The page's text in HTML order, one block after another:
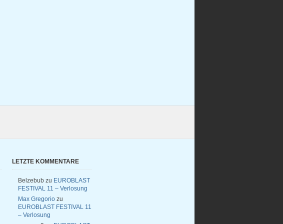
LETZTE KOMMENTARE
Belzebub zu EUROBLAST
FESTIVAL 11 – Verlosung
Max Gregorio zu
EUROBLAST FESTIVAL 11
– Verlosung